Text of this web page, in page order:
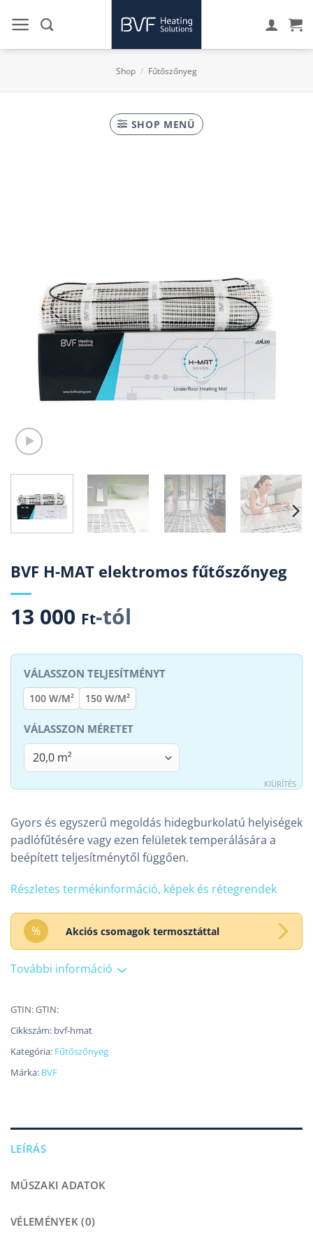
Shop / Fűtőszőnyeg
SHOP MENÜ
BVF H-MAT elektromos fűtőszőnyeg
13 000 Ft-tól
TELJESÍTMÉNY
100 W/M² 150 W/M²
MÉRET
KIÜRÍTÉS
Gyors és egyszerű megoldás hidegburkolatú helyiségek
padlófűtésére vagy ezen felületek temperálására a
beépített teljesítménytől függően.
Részletes termékinformáció, képek és rétegrendek
% Akciós csomagok termosztáttal
További információ
GTIN: GTIN:
Cikkszám: bvf-hmat
Kategória: Fűtőszőnyeg
Márka: BVF
LEÍRÁS
MŰSZAKI ADATOK
VÉLEMÉNYEK (0)